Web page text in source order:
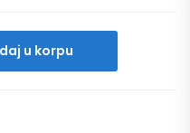
u korpu